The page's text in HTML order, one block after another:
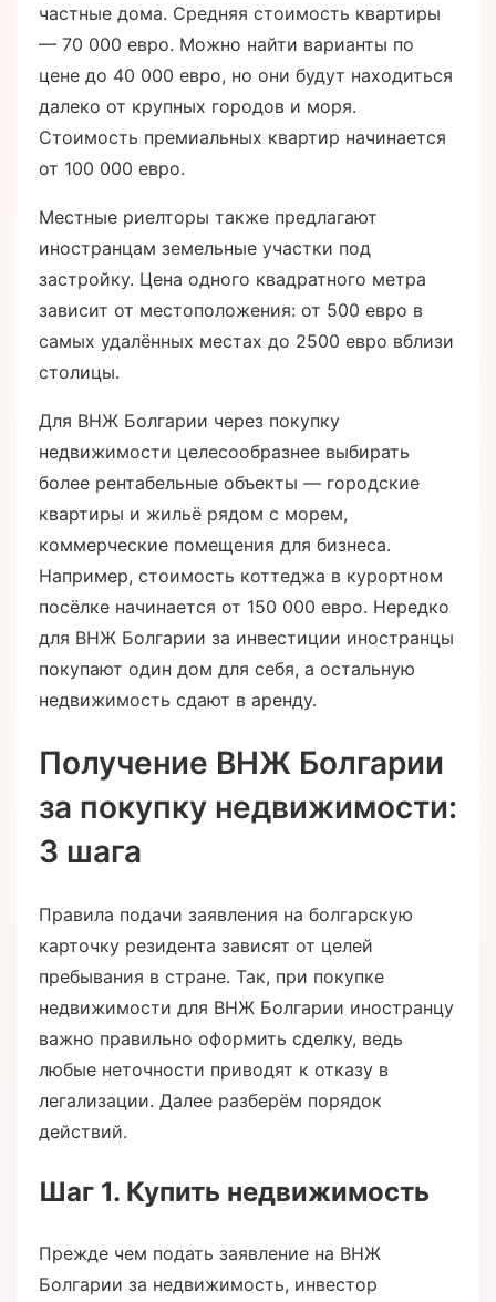
частные дома. Средняя стоимость квартиры
— 70 000 евро. Можно найти варианты по
цене до 40 000 евро, но они будут находиться
далеко от крупных городов и моря.
Стоимость премиальных квартир начинается
от 100 000 евро.
Местные риелторы также предлагают
иностранцам земельные участки под
застройку. Цена одного квадратного метра
зависит от местоположения: от 500 евро в
самых удалённых местах до 2500 евро вблизи
столицы.
Для ВНЖ Болгарии через покупку
недвижимости целесообразнее выбирать
более рентабельные объекты — городские
квартиры и жильё рядом с морем,
коммерческие помещения для бизнеса.
Например, стоимость коттеджа в курортном
посёлке начинается от 150 000 евро. Нередко
для ВНЖ Болгарии за инвестиции иностранцы
покупают один дом для себя, а остальную
недвижимость сдают в аренду.
Получение ВНЖ Болгарии
за покупку недвижимости:
3 шага
Правила подачи заявления на болгарскую
карточку резидента зависят от целей
пребывания в стране. Так, при покупке
недвижимости для ВНЖ Болгарии иностранцу
важно правильно оформить сделку, ведь
любые неточности приводят к отказу в
легализации. Далее разберём порядок
действий.
Шаг 1. Купить недвижимость
Прежде чем подать заявление на ВНЖ
Болгарии за недвижимость, инвестор